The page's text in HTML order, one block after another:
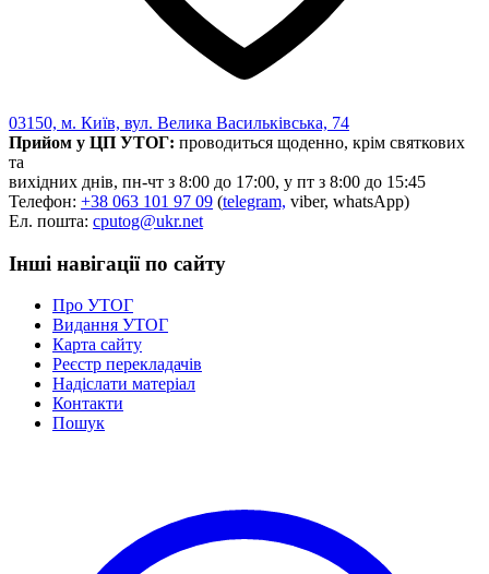
03150, м. Київ, вул. Велика Васильківська, 74
Прийом у ЦП УТОГ: проводиться щоденно, крім святкових
та
вихідних днів, пн-чт з 8:00 до 17:00, у пт з 8:00 до 15:45
Телефон: +38 063 101 97 09 (telegram, viber, whatsApp)
Ел. пошта: cputog@ukr.net
Інші навігації по сайту
Про УТОГ
Видання УТОГ
Карта сайту
Реєстр перекладачів
Надіслати матеріал
Контакти
Пошук